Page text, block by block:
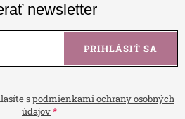
newsletter
spodmienkami ochrany osobných
údajov
PRIHLÁSIŤ SA